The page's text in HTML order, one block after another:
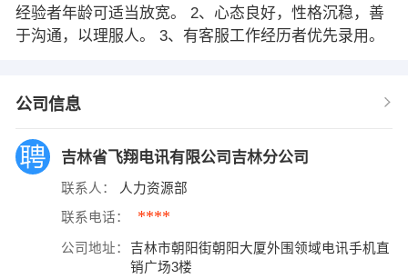
经验者年龄可适当放宽。 2、心态良好，性格沉稳，善
于沟通，以理服人。 3、有客服工作经历者优先录用。
公司信息
吉林省飞翔电讯有限公司吉林分公司
联系人： 人力资源部
联系电话： ****
公司地址：
吉林市朝阳街朝阳大厦外围领域电讯手机直
销广场3楼